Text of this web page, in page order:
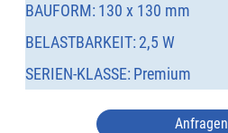
BAUFORM: 130 x 130 mm
BELASTBARKEIT: 2,5 W
SERIEN-KLASSE: Premium
Anfragen